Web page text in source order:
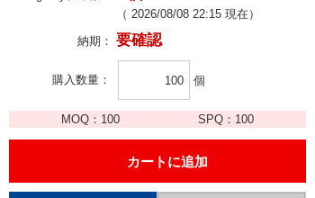
（ 2026/08/08 22:15 現在）
納期： 要確認
購入数量 個
MOQ： 100 SPQ： 100